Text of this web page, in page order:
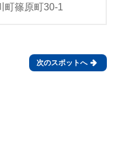
町篠原町30-1
次のスポットへ 